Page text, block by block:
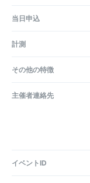
当日申込
計測
その他の特徴
主催者連絡先
イベントID